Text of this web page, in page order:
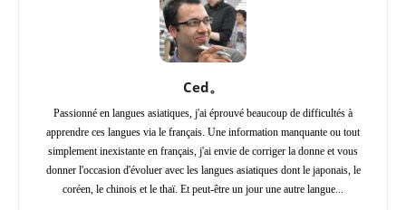
Ced。
Passionné en langues asiatiques, j'ai éprouvé beaucoup de difficultés à
apprendre ces langues via le français. Une information manquante ou tout
simplement inexistante en français, j'ai envie de corriger la donne et vous
donner l'occasion d'évoluer avec les langues asiatiques dont le japonais, le
coréen, le chinois et le thaï. Et peut-être un jour une autre langue...